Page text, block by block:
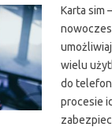
Karta sim
wielu
do
procesie